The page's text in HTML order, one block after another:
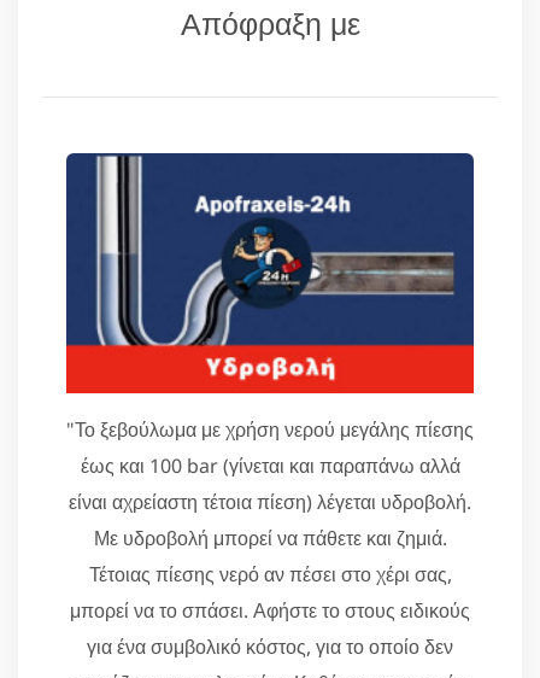
Απόφραξη με
"Το ξεβούλωμα με χρήση νερού μεγάλης πίεσης
έως και 100 bar (γίνεται και παραπάνω αλλά
είναι αχρείαστη τέτοια πίεση) λέγεται υδροβολή.
Με υδροβολή μπορεί να πάθετε και ζημιά.
Τέτοιας πίεσης νερό αν πέσει στο χέρι σας,
μπορεί να το σπάσει. Αφήστε το στους ειδικούς
για ένα συμβολικό κόστος, για το οποίο δεν